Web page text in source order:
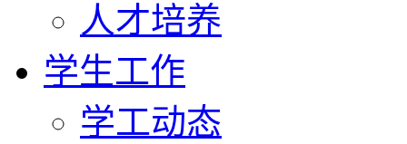
人才培养
学生工作
学工动态